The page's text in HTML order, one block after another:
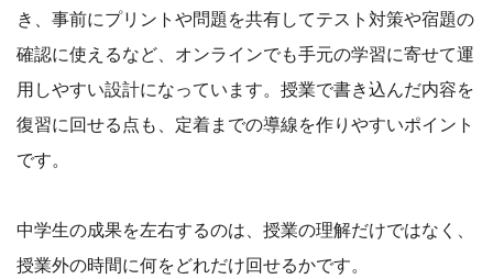
き、事前にプリントや問題を共有してテスト対策や宿題の
確認に使えるなど、オンラインでも手元の学習に寄せて運
用しやすい設計になっています。授業で書き込んだ内容を
復習に回せる点も、定着までの導線を作りやすいポイント
です。
中学生の成果を左右するのは、授業の理解だけではなく、
授業外の時間に何をどれだけ回せるかです。